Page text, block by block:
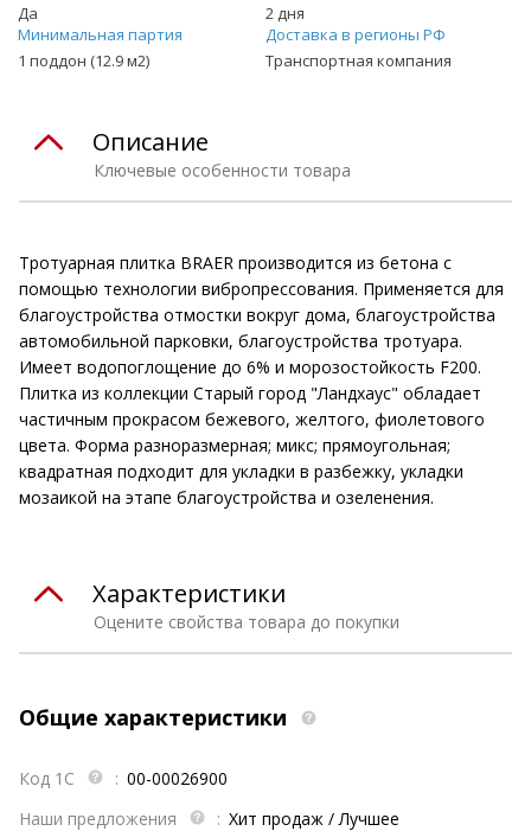
Да
2 дня
Минимальная партия
1 поддон (12.9 м2)
Доставка в регионы РФ
Транспортная компания
Ключевые особенности товара
Описание
Тротуарная плитка BRAER производится из бетона с
помощью технологии вибропрессования. Применяется для
благоустройства отмостки вокруг дома, благоустройства
автомобильной парковки, благоустройства тротуара.
Имеет водопоглощение до 6% и морозостойкость F200.
Плитка из коллекции Старый город "Ландхаус" обладает
частичным прокрасом бежевого, желтого, фиолетового
цвета. Форма разноразмерная; микс; прямоугольная;
квадратная подходит для укладки в разбежку, укладки
мозаикой на этапе благоустройства и озеленения.
Оцените свойства товара до покупки
Характеристики
Общие характеристики
Код 1С : 00-00026900
Наши предложения
: Хит продаж / Лучшее